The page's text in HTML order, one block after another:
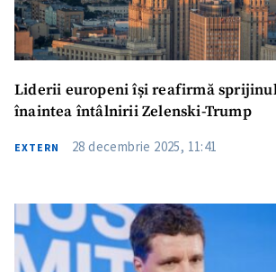
Liderii europeni își reafirmă
înaintea întâlnirii Zelenski-Trump
EXTERN 28 decembrie 2025, 11:41